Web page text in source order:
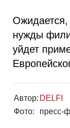
Ожидается,
нужды
уйдет
Автор: DELFI
Фото:
пресс-